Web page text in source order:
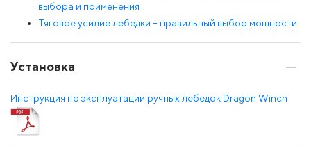
выбора и применения
Тяговое усилие лебедки – правильный выбор мощности
Установка
Инструкция по эксплуатации ручных лебедок Dragon Winch